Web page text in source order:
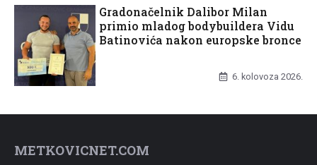
Gradonačelnik Dalibor Milan
primio mladog bodybuildera Vidu
Batinovića nakon europske bronce
6. kolovoza 2026.
METKOVICNET.COM